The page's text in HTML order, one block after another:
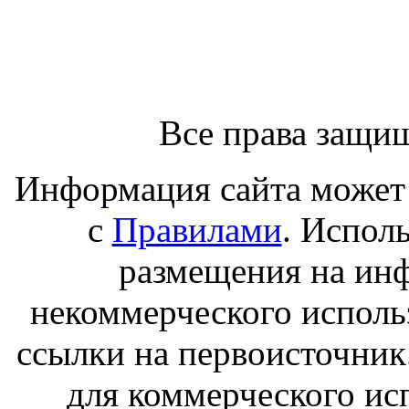
Все права
Информация сайта может
с Правилами.
размещения на
некоммерческого
ссылки на
для коммерческого